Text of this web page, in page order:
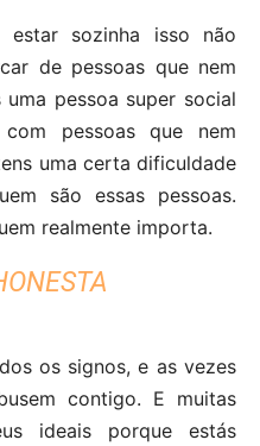
estar sozinha isso não
de pessoas que nem
pessoa super social
pessoas que nem
uma certa dificuldade
são essas pessoas.
realmente importa.
os signos, e as vezes
contigo. E muitas
ideais porque estás